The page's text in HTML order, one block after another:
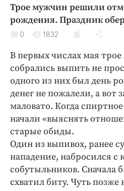
Благоустройство
Криминал
Недвижимость и
Образование
Общество
Погода
Праздники
Происшествия
Спорт
Экономика и бизнес
ПРОЕКТЫ
Трое мужчин решили
рождения. Праздник
0 1832
В первых числах мая
собрались выпить не
одного из них был день
денег не пожалели, а вот
маловато. Когда
начали «выяснять
старые обиды.
Один из выпивох, ранее
нападение, набросился с
собутыльников. Сначала
схватил биту. Чуть позже